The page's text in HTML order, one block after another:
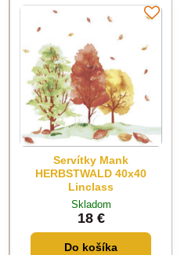
Servítky Mank
HERBSTWALD 40x40
Linclass
Skladom
18 €
Do košíka